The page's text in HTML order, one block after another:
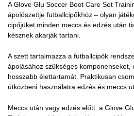
A Glove Glu Soccer Boot Care Set
ápolószettje futballcipőkhöz – olyan
cipőjüket minden meccs és edzés után
késznek akarják tartani.
A szett tartalmazza a futballcipők
ápolásához szükséges komponenseket,
hosszabb élettartamát. Praktikusan
útközbeni használatra edzés és meccs
Meccs után vagy edzés előtt: a Glove